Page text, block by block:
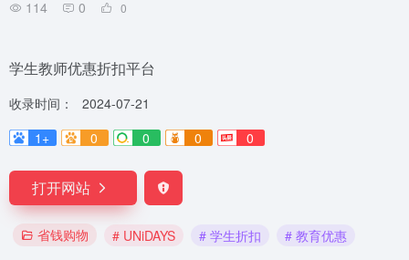
114 0 0
学生教师优惠折扣平台
收录时间：
2024-07-21
1+
0 0 0 0
打开网站
省钱购物 # UNiDAYS # 学生折扣 # 教育优惠